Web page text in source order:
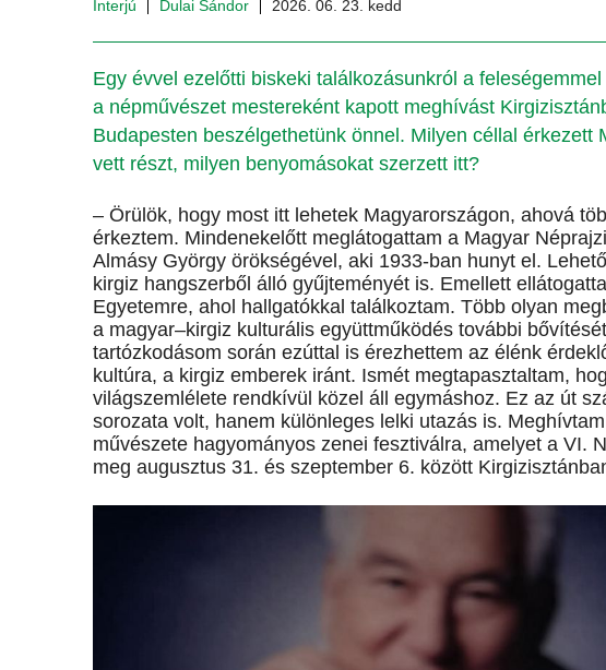
Interjú Dulai Sándor 2026. 06. 23. kedd
Egy évvel ezelőtti biskeki találkozásunkról a
a népművészet mestereként kapott meghívást
Budapesten beszélgethetünk önnel. Milyen céllal érkezett
vett részt, milyen benyomásokat szerzett itt?
– Örülök, hogy most itt lehetek Magyarországon, ahová
érkeztem. Mindenekelőtt meglátogattam a Magyar
Almásy György örökségével, aki 1933-ban hunyt el.
kirgiz hangszerből álló gyűjteményét is. Emellett
Egyetemre, ahol hallgatókkal találkoztam. Több olyan
a magyar–kirgiz kulturális együttműködés további
tartózkodásom során ezúttal is érezhettem az élénk
kultúra, a kirgiz emberek iránt. Ismét megtapasztaltam,
világszemlélete rendkívül közel áll egymáshoz. Ez az út
sorozata volt, hanem különleges lelki utazás is.
művészete hagyományos zenei fesztiválra, amelyet a VI.
meg augusztus 31. és szeptember 6. között